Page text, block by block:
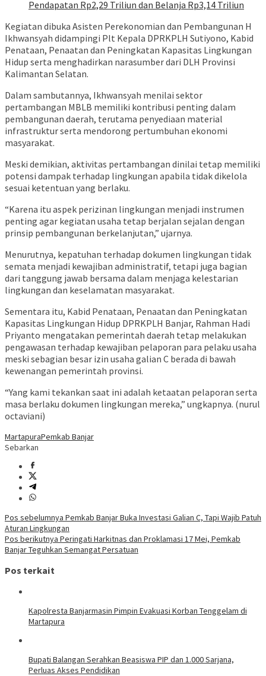
Pendapatan Rp2,29 Triliun dan Belanja Rp3,14 Triliun
Kegiatan dibuka Asisten Perekonomian dan Pembangunan H
Ikhwansyah didampingi Plt Kepala DPRKPLH Sutiyono, Kabid
Penataan, Penaatan dan Peningkatan Kapasitas Lingkungan
Hidup serta menghadirkan narasumber dari DLH Provinsi
Kalimantan Selatan.
Dalam sambutannya, Ikhwansyah menilai sektor
pertambangan MBLB memiliki kontribusi penting dalam
pembangunan daerah, terutama penyediaan material
infrastruktur serta mendorong pertumbuhan ekonomi
masyarakat.
Meski demikian, aktivitas pertambangan dinilai tetap memiliki
potensi dampak terhadap lingkungan apabila tidak dikelola
sesuai ketentuan yang berlaku.
“Karena itu aspek perizinan lingkungan menjadi instrumen
penting agar kegiatan usaha tetap berjalan sejalan dengan
prinsip pembangunan berkelanjutan,” ujarnya.
Menurutnya, kepatuhan terhadap dokumen lingkungan tidak
semata menjadi kewajiban administratif, tetapi juga bagian
dari tanggung jawab bersama dalam menjaga kelestarian
lingkungan dan keselamatan masyarakat.
Sementara itu, Kabid Penataan, Penaatan dan Peningkatan
Kapasitas Lingkungan Hidup DPRKPLH Banjar, Rahman Hadi
Priyanto mengatakan pemerintah daerah tetap melakukan
pengawasan terhadap kewajiban pelaporan para pelaku usaha
meski sebagian besar izin usaha galian C berada di bawah
kewenangan pemerintah provinsi.
“Yang kami tekankan saat ini adalah ketaatan pelaporan serta
masa berlaku dokumen lingkungan mereka,” ungkapnya. (nurul
octaviani)
MartapuraPemkab Banjar
Sebarkan
Navigasi
pos
Pos sebelumnya Pemkab Banjar Buka Investasi Galian C, Tapi Wajib Patuh
Aturan Lingkungan
Pos berikutnya Peringati Harkitnas dan Proklamasi 17 Mei, Pemkab
Banjar Teguhkan Semangat Persatuan
Pos terkait
Kapolresta Banjarmasin Pimpin Evakuasi Korban Tenggelam di
Martapura
Bupati Balangan Serahkan Beasiswa PIP dan 1.000 Sarjana,
Perluas Akses Pendidikan